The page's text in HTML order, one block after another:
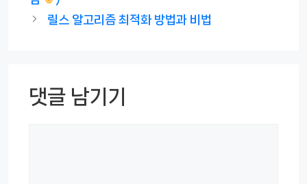
릴스 알고리즘 최적화 방법과 비법
댓글 남기기